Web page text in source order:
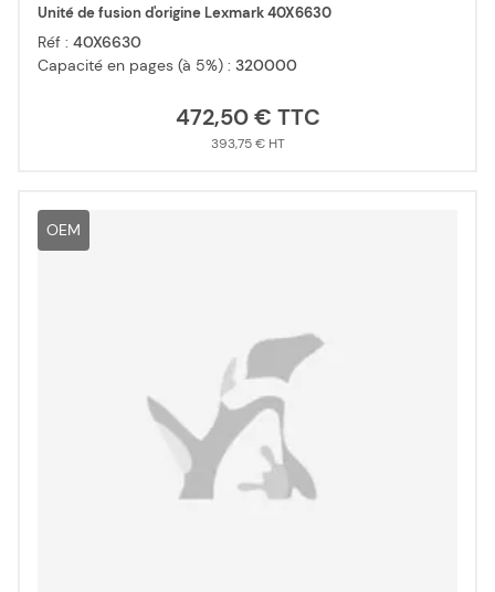
Unité de fusion d'origine Lexmark 40X6630
Réf : 40X6630
Capacité en pages (à 5%) : 320000
472,50 €
393,75 €
OEM